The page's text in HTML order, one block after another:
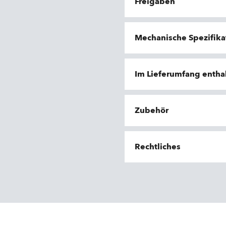
Mechanische
Im Lieferumfang
Zubehör
Rechtliches